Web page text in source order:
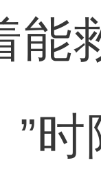
能
”